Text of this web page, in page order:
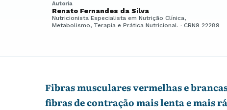
Autoria
Renato Fernandes da Silva
Nutricionista Especialista em Nutrição Clínica,
Metabolismo, Terapia e Prática Nutricional. · CRN9 22289
Fibras musculares vermelhas e
fibras de contração mais lenta e mais